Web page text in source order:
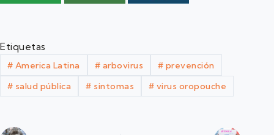
Etiquetas
# America Latina # arbovirus # prevención
# salud pública # sintomas # virus oropouche